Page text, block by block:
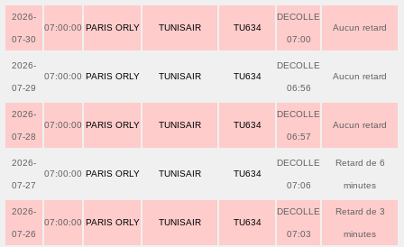
2026-
07-30
07:00:00 PARIS ORLY TUNISAIR TU634
DECOLLE
07:00
Aucun retard
2026-
07-29
07:00:00 PARIS ORLY TUNISAIR TU634
DECOLLE
06:56
Aucun retard
2026-
07-28
07:00:00 PARIS ORLY TUNISAIR TU634
DECOLLE
06:57
Aucun retard
2026-
07-27
07:00:00 PARIS ORLY TUNISAIR TU634
DECOLLE
07:06
Retard de 6
minutes
2026-
07-26
07:00:00 PARIS ORLY TUNISAIR TU634
DECOLLE
07:03
Retard de 3
minutes